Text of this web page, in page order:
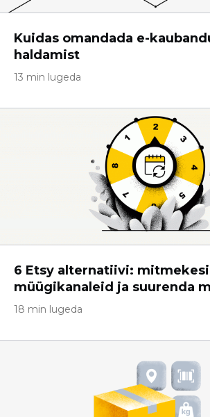
Kuidas omandada e-
haldamist
13 min lugeda
6 Etsy alternatiivi:
müügikanaleid ja suurenda
18 min lugeda